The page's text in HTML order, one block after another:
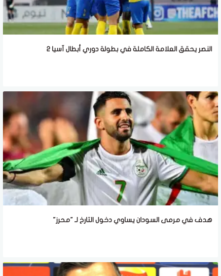
النصر يحقق العلامة الكاملة في بطولة دوري أبطال آسيا 2
هدف في مرمى السودان يساوي دخول التارخ لـ "محرز"